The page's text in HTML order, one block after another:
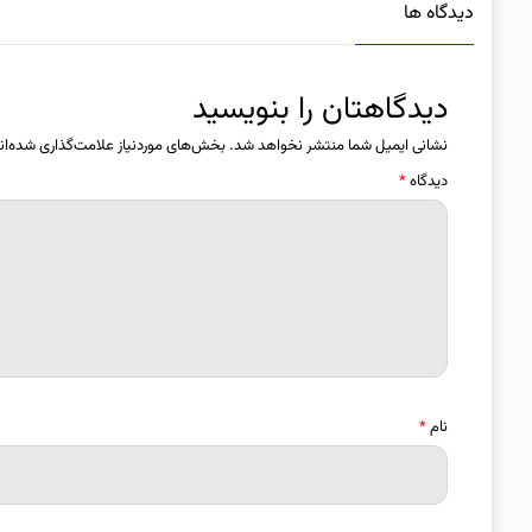
دیدگاه ها
دیدگاهتان را بنویسید
نشانی ایمیل شما منتشر نخواهد شد. بخش‌های موردنیاز علامت‌گذاری
دیدگاه*
نام*